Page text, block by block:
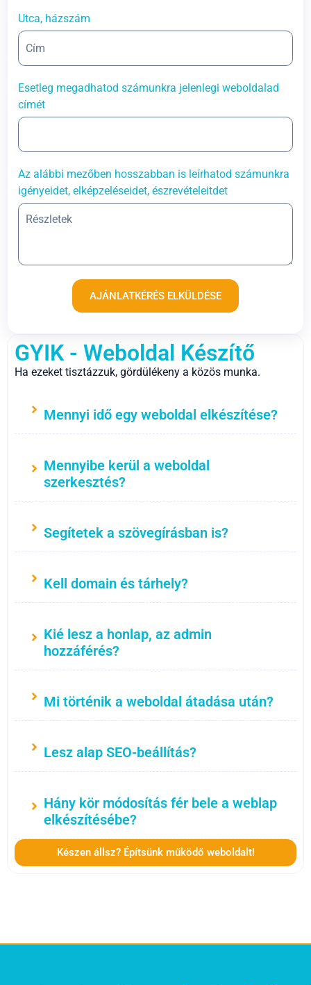
GYIK - Weboldal Készítő
Ha ezeket tisztázzuk, gördülékeny a közös munka.
Mennyi idő egy weboldal elkészítése?
Mennyibe kerül a weboldal
szerkesztés?
Segítetek a szövegírásban is?
Kell domain és tárhely?
Kié lesz a honlap, az admin
hozzáférés?
Mi történik a weboldal átadása után?
Lesz alap SEO-beállítás?
Hány kör módosítás fér bele a weblap
elkészítésébe?
Készen állsz? Építsünk működő weboldalt!
Utca, házszám
Esetleg megadhatod számunkra jelenlegi weboldalad
címét
Az alábbi mezőben hosszabban is leírhatod számunkra
igényeidet, elképzeléseidet, észrevételeitdet
AJÁNLATKÉRÉS ELKÜLDÉSE